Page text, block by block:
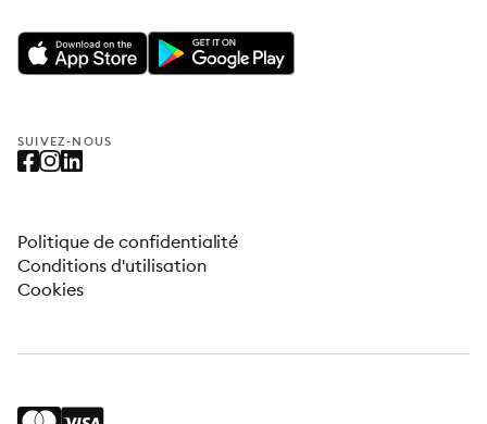
SUIVEZ-NOUS
Politique de confidentialité
Conditions d'utilisation
Cookies